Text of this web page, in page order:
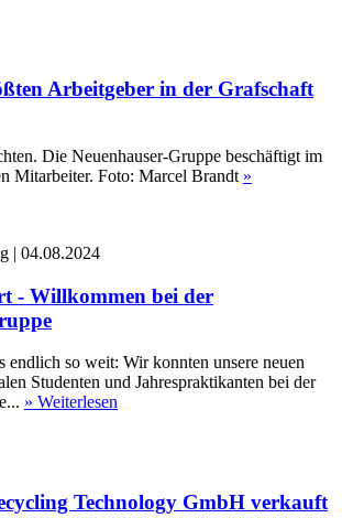
Arbeitgeber in der Grafschaft
Die Neuenhauser-Gruppe beschäftigt im
Mitarbeiter. Foto: Marcel Brandt »
| 04.08.2024
- Willkommen bei der
endlich so weit: Wir konnten unsere neuen
Studenten und Jahrespraktikanten bei der
» Weiterlesen
Technology GmbH verkauft